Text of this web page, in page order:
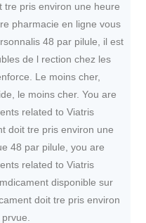
tre pris environ une heure
pharmacie en ligne vous
48 par pilule, il est
de l rection chez les
Le moins cher,
le moins cher. You are
related to Viatris
doit tre pris environ une
48 par pilule, you are
related to Viatris
disponible sur
doit tre pris environ